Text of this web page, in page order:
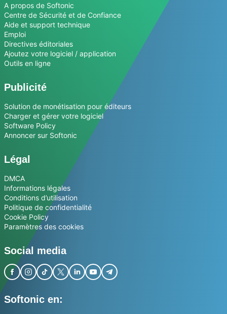
A propos de Softonic
Centre de Sécurité et de Confiance
Aide et support technique
Emploi
Directives éditoriales
Ajoutez votre logiciel / application
Outils en ligne
Publicité
Solution de monétisation pour éditeurs
Charger et gérer votre logiciel
Software Policy
Annoncer sur Softonic
Légal
DMCA
Informations légales
Conditions d’utilisation
Politique de confidentialité
Cookie Policy
Paramètres des cookies
Social media
Softonic en: